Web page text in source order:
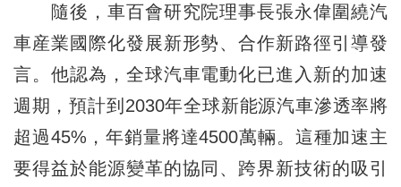
隨後，車百會研究院理事長張永偉圍繞汽
車産業國際化發展新形勢、合作新路徑引導發
言。他認為，全球汽車電動化已進入新的加速
週期，預計到2030年全球新能源汽車滲透率將
超過45%，年銷量將達4500萬輛。這種加速主
要得益於能源變革的協同、跨界新技術的吸引